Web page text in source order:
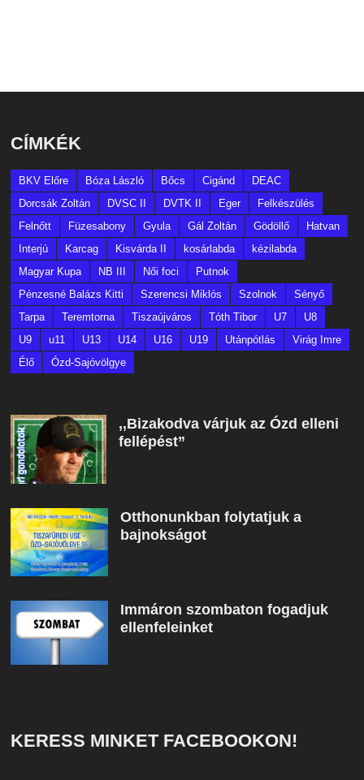
CÍMKÉK
BKV Előre Bóza László Bőcs Cigánd
DEAC
Dorcsák Zoltán
DVSC II DVTK II Eger
Felkészülés
Felnőtt
Füzesabony Gyula Gál Zoltán Gödöllő
Hatvan
Interjú
Karcag Kisvárda II kosárlabda
kézilabda
Magyar Kupa
NB III Női foci
Putnok
Pénzesné Balázs Kitti
Szerencsi Miklós Szolnok
Sényő
Tarpa
Teremtorna Tiszaújváros Tóth Tibor U7
U8
U9
u11 U13 U14 U16 U19 Utánpótlás
Virág Imre
Élő
Ózd-Sajóvölgye
,,Bizakodva várjuk az Ózd elleni
fellépést”
Otthonunkban folytatjuk a
bajnokságot
Immáron szombaton fogadjuk
ellenfeleinket
KERESS MINKET FACEBOOKON!